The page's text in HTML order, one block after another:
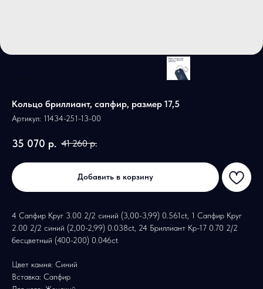
Кольцо бриллиант, сапфир, размер 17,5
Артикул: 11434-251-13-00
35 070 р. 41 260 р.
Добавить в корзину
4 Сапфир Круг 3.00 2/2 синий (3,00-3,99) 0.561ct, 1 Сапфир Круг
2.00 2/2 синий (2,00-2,99) 0.038ct, 24 Бриллиант Кр-17 0.70 2/2
бесцветный (400-200) 0.046ct
Цвет камня: Синий
Вставка: Сапфир